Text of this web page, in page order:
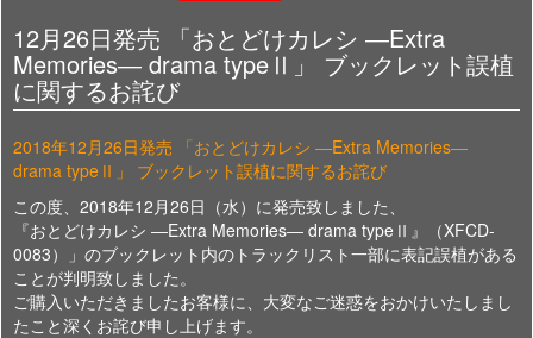
12月26日発売 「おとどけカレシ ―Extra
Memories― drama typeⅡ」 ブックレット誤植
に関するお詫び
2018年12月26日発売 「おとどけカレシ ―Extra Memories―
drama typeⅡ」 ブックレット誤植に関するお詫び
この度、2018年12月26日（水）に発売致しました、
『おとどけカレシ ―Extra Memories― drama typeⅡ』（XFCD-
0083）」のブックレット内のトラックリスト一部に表記誤植がある
ことが判明致しました。
ご購入いただきましたお客様に、大変なご迷惑をおかけいたしまし
たこと深くお詫び申し上げます。